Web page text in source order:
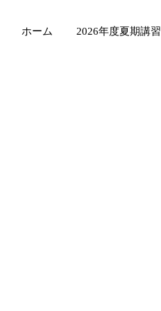
ホーム 2026年度夏期講習